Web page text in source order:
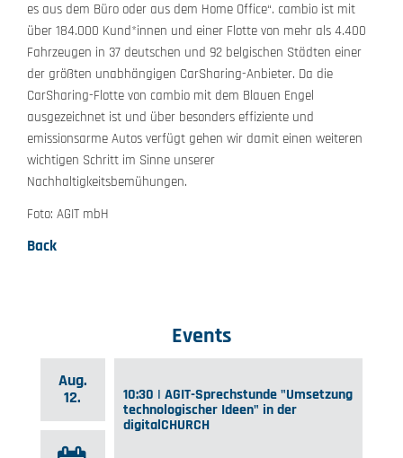
es aus dem Büro oder aus dem Home Office“. cambio ist mit
über 184.000 Kund*innen und einer Flotte von mehr als 4.400
Fahrzeugen in 37 deutschen und 92 belgischen Städten einer
der größten unabhängigen CarSharing-Anbieter. Da die
CarSharing-Flotte von cambio mit dem Blauen Engel
ausgezeichnet ist und über besonders effiziente und
emissionsarme Autos verfügt gehen wir damit einen weiteren
wichtigen Schritt im Sinne unserer
Nachhaltigkeitsbemühungen.
Foto: AGIT mbH
Back
Events
Aug.
12.
10:30 | AGIT-Sprechstunde "Umsetzung
technologischer Ideen" in der
digitalCHURCH